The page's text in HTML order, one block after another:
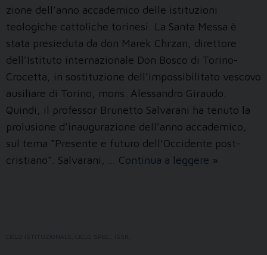
zione dell’anno accademico delle istituzioni
teologiche cattoliche torinesi. La Santa Messa è
stata presieduta da don Marek Chrzan, direttore
dell’Istituto internazionale Don Bosco di Torino-
Crocetta, in sostituzione dell’impossibilitato vescovo
ausiliare di Torino, mons. Alessandro Giraudo.
Quindi, il professor Brunetto Salvarani ha tenuto la
prolusione d’inaugurazione dell’anno accademico,
sul tema “Presente e futuro dell’Occidente post-
cristiano“. Salvarani, … Continua a leggere «Pensare
»
CICLO ISTITUZIONALE